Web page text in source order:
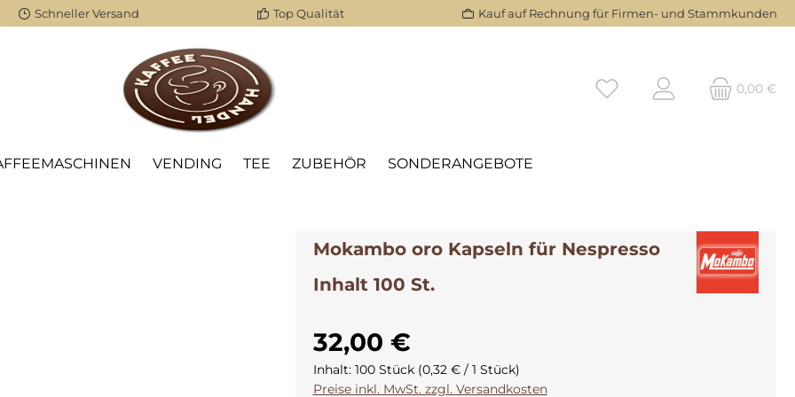
Schneller Versand Top Qualität Kauf auf Rechnung für Firmen- und Stammkunden
0,00 €
VENDING TEE ZUBEHÖR SONDERANGEBOTE
Mokambo oro Kapseln für Nespresso
Inhalt 100 St.
32,00 €
Inhalt: 100 Stück (0,32 € / 1 Stück)
Preise inkl. MwSt. zzgl. Versandkosten